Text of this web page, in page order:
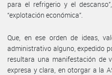
para el refrigerio y el
“explotación económica”.
Que, en ese orden de ideas,
administrativo alguno, expedido
resultara una manifestación de
expresa y clara, en otorgar a la